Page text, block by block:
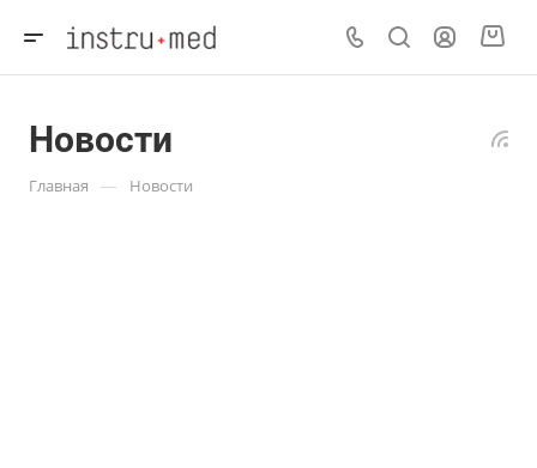
Новости
Главная — Новости